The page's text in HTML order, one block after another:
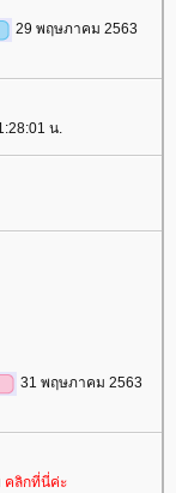
29 พฤษภาคม 2563
น.
31 พฤษภาคม 2563
คลิกที่นี่ค่ะ